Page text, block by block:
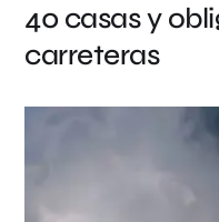
40 casas y
carreteras